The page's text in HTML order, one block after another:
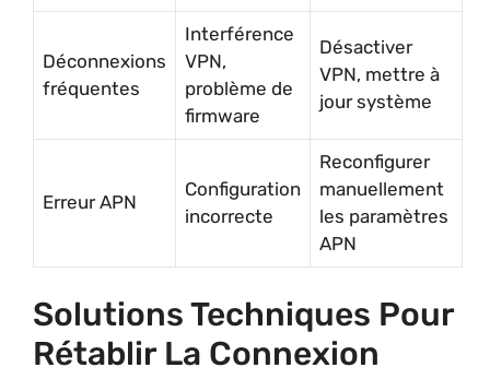
Déconnexions
fréquentes
Interférence
VPN,
problème de
firmware
Désactiver
VPN, mettre à
jour système
Erreur APN
Configuration
incorrecte
Reconfigurer
manuellement
les paramètres
APN
Solutions Techniques Pour
Rétablir La Connexion